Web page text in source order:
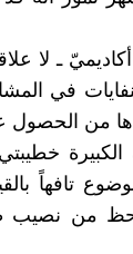
ـ لا
في
من الحصول
الكبيرة
تافهاً
الحظ من نصيب